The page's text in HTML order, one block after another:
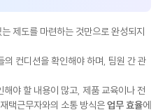
제도를 마련하는 것만으로 완성되지
컨디션을 확인해야 하며, 팀원 간 관
야 할 내용이 많고, 제품 교육이나 전